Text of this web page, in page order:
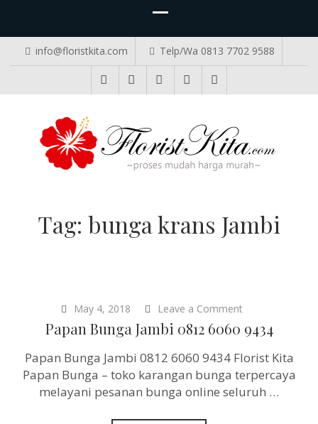
info@floristkita.com Telp/Wa 0813 7702 9588
Tag: bunga krans Jambi
May 4, 2018 Leave a Comment
Bunga
0812
9434
Papan Bunga Jambi 0812 6060 9434
Papan Bunga Jambi 0812 6060 9434 Florist Kita
Papan Bunga – toko karangan bunga terpercaya
melayani pesanan bunga online seluruh …